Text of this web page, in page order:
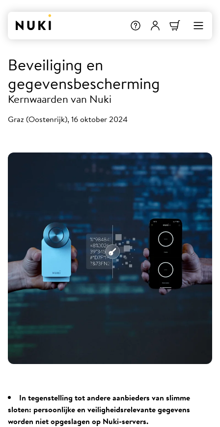
Beveiliging en
gegevensbescherming
Kernwaarden van Nuki
Graz (Oostenrijk), 16 oktober 2024
In tegenstelling tot andere aanbieders van slimme
sloten: persoonlijke en veiligheidsrelevante gegevens
worden niet opgeslagen op Nuki-servers.